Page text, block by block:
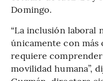
Domingo.
“La inclusión laboral
únicamente con más
requiere
movilidad humana”,